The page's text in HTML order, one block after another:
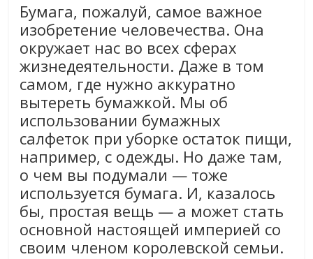
Бумага, пожалуй, самое важное
изобретение человечества. Она
окружает нас во всех сферах
жизнедеятельности. Даже в том
самом, где нужно аккуратно
вытереть бумажкой. Мы об
использовании бумажных
салфеток при уборке остаток пищи,
например, с одежды. Но даже там,
о чем вы подумали — тоже
используется бумага. И, казалось
бы, простая вещь — а может стать
основной настоящей империей со
своим членом королевской семьи.